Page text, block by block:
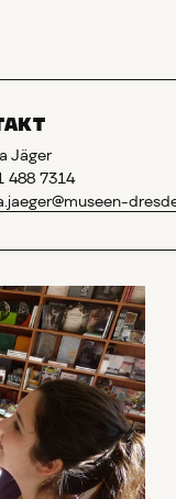
Jäger
488 7314